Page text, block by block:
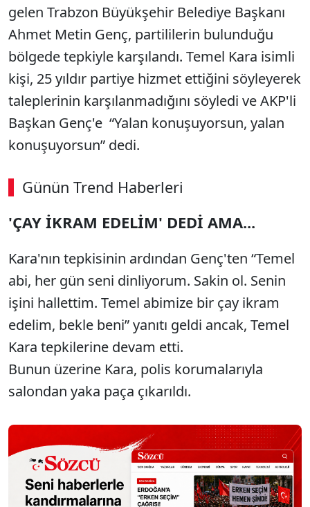
gelen Trabzon Büyükşehir Belediye Başkanı
Ahmet Metin Genç, partililerin bulunduğu
bölgede tepkiyle karşılandı. Temel Kara isimli
kişi, 25 yıldır partiye hizmet ettiğini söyleyerek
taleplerinin karşılanmadığını söyledi ve AKP'li
Başkan Genç'e “Yalan konuşuyorsun, yalan
konuşuyorsun” dedi.
Günün Trend Haberleri
'ÇAY İKRAM EDELİM' DEDİ AMA...
Kara'nın tepkisinin ardından Genç'ten “Temel
abi, her gün seni dinliyorum. Sakin ol. Senin
işini hallettim. Temel abimize bir çay ikram
edelim, bekle beni” yanıtı geldi ancak, Temel
Kara tepkilerine devam etti.
Bunun üzerine Kara, polis korumalarıyla
salondan yaka paça çıkarıldı.